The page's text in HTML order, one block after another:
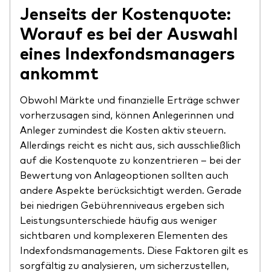
Jenseits der Kostenquote:
Worauf es bei der Auswahl
eines Indexfondsmanagers
ankommt
Obwohl Märkte und finanzielle Erträge schwer
vorherzusagen sind, können Anlegerinnen und
Anleger zumindest die Kosten aktiv steuern.
Allerdings reicht es nicht aus, sich ausschließlich
auf die Kostenquote zu konzentrieren – bei der
Bewertung von Anlageoptionen sollten auch
andere Aspekte berücksichtigt werden. Gerade
bei niedrigen Gebührenniveaus ergeben sich
Leistungsunterschiede häufig aus weniger
sichtbaren und komplexeren Elementen des
Indexfondsmanagements. Diese Faktoren gilt es
sorgfältig zu analysieren, um sicherzustellen,